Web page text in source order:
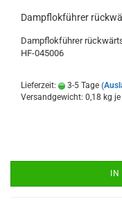
Dampflokführer
Dampflokführer
HF-045006
Lieferzeit: 3-5 Tage
Versandgewicht: 0,18 kg